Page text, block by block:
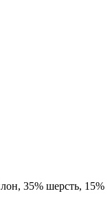
35% шерсть, 15%